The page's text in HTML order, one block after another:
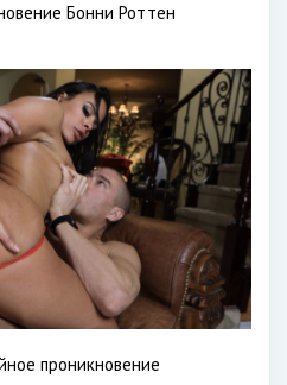
Бонни Роттен
проникновение